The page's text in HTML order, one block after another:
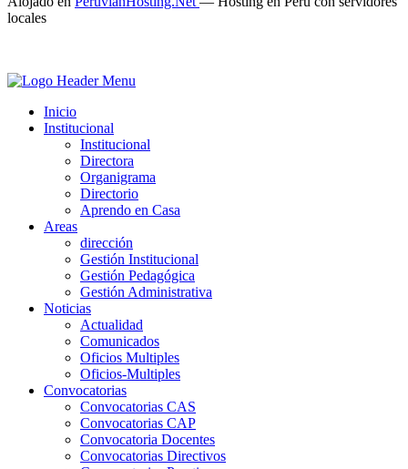
locales
Inicio
Institucional
Institucional
Directora
Organigrama
Directorio
Aprendo en Casa
Areas
dirección
Gestión Institucional
Gestión Pedagógica
Gestión Administrativa
Noticias
Actualidad
Comunicados
Oficios Multiples
Oficios-Multiples
Convocatorias
Convocatorias CAS
Convocatorias CAP
Convocatoria Docentes
Convocatorias Directivos